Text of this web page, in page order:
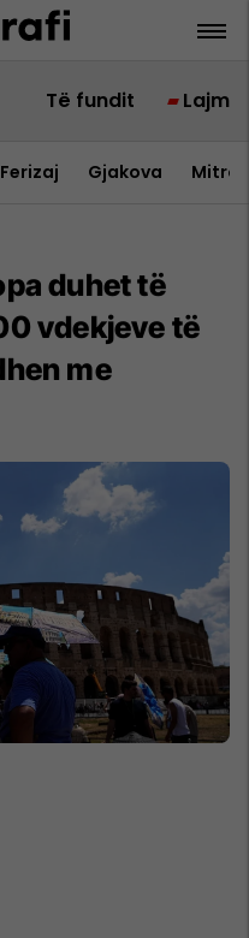
Të fundit Lajme
Ferizaj Gjakova
duhet të
vdekjeve të
me